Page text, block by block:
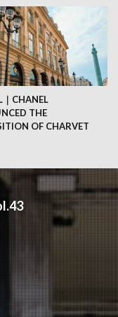
｜CHANEL
THE
OF CHARVET